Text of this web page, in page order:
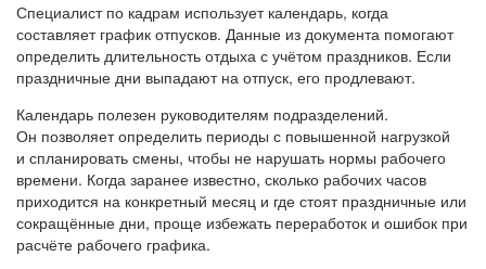
Специалист по кадрам использует календарь, когда
составляет график отпусков. Данные из документа помогают
определить длительность отдыха с учётом праздников. Если
праздничные дни выпадают на отпуск, его продлевают.
Календарь полезен руководителям подразделений.
Он позволяет определить периоды с повышенной нагрузкой
и спланировать смены, чтобы не нарушать нормы рабочего
времени. Когда заранее известно, сколько рабочих часов
приходится на конкретный месяц и где стоят праздничные или
сокращённые дни, проще избежать переработок и ошибок при
расчёте рабочего графика.